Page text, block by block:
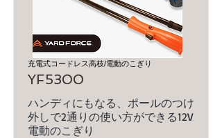
充電式コードレス高枝/電動のこぎり
YF5300
ハンディにもなる、ポールのつけ
外しで2通りの使い方ができる12V
電動のこぎり